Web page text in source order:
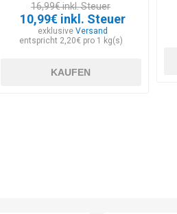
16,99€ inkl. Steuer
10,99€ inkl. Steuer
exklusive Versand
entspricht 2,20€ pro 1 kg(s)
KAUFEN